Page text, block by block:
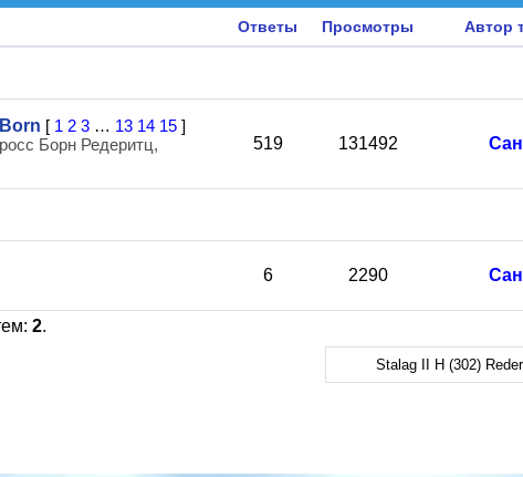
Ответы Просмотры Автор
[ 1 2 3 … 13 14 15 ]
Борн Редеритц,
519 131492
6 2290
2.